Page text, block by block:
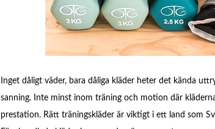
Inget dåligt väder, bara dåliga kläder heter det kända
sanning. Inte minst inom träning och motion där
prestation. Rätt träningskläder är viktigt i ett land som